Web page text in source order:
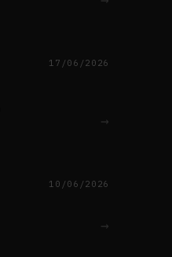
17/06/2026
→
10/06/2026
→